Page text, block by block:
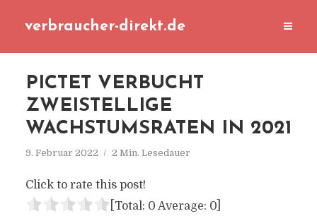
verbraucher-direkt.de
PICTET VERBUCHT
ZWEISTELLIGE
WACHSTUMSRATEN IN 2021
9. Februar 2022 2 Min. Lesedauer
Click to rate this post!
[Total: 0 Average: 0]